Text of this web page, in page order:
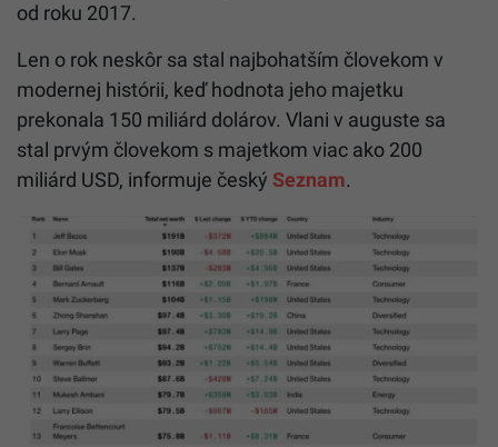
od roku 2017.
Len o rok neskôr sa stal najbohatším človekom v
modernej histórii, keď hodnota jeho majetku
prekonala 150 miliárd dolárov. Vlani v auguste sa
stal prvým človekom s majetkom viac ako 200
miliárd USD, informuje český Seznam.